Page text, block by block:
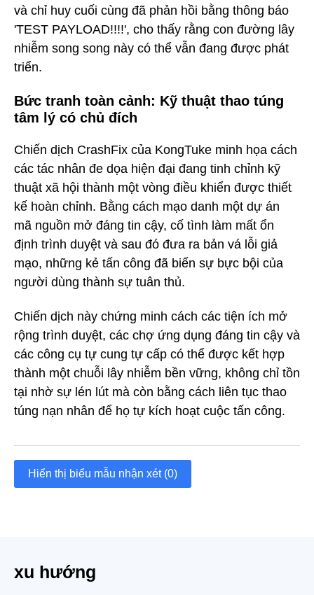
và chỉ huy cuối cùng đã phản hồi bằng thông báo
'TEST PAYLOAD!!!!', cho thấy rằng con đường lây
nhiễm song song này có thể vẫn đang được phát
triển.
Bức tranh toàn cảnh: Kỹ thuật thao túng
tâm lý có chủ đích
Chiến dịch CrashFix của KongTuke minh họa cách
các tác nhân đe dọa hiện đại đang tinh chỉnh kỹ
thuật xã hội thành một vòng điều khiển được thiết
kế hoàn chỉnh. Bằng cách mạo danh một dự án
mã nguồn mở đáng tin cậy, cố tình làm mất ổn
định trình duyệt và sau đó đưa ra bản vá lỗi giả
mạo, những kẻ tấn công đã biến sự bực bội của
người dùng thành sự tuân thủ.
Chiến dịch này chứng minh cách các tiện ích mở
rộng trình duyệt, các chợ ứng dụng đáng tin cậy và
các công cụ tự cung tự cấp có thể được kết hợp
thành một chuỗi lây nhiễm bền vững, không chỉ tồn
tại nhờ sự lén lút mà còn bằng cách liên tục thao
túng nạn nhân để họ tự kích hoạt cuộc tấn công.
Hiển thị biểu mẫu nhận xét (0)
xu hướng